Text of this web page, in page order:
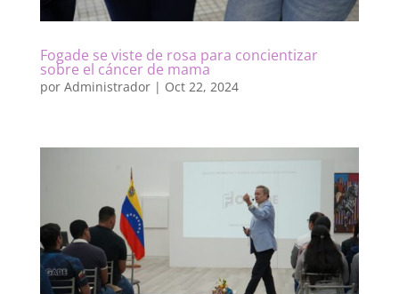
Fogade se viste de rosa para concientizar
sobre el cáncer de mama
por Administrador| Oct 22, 2024